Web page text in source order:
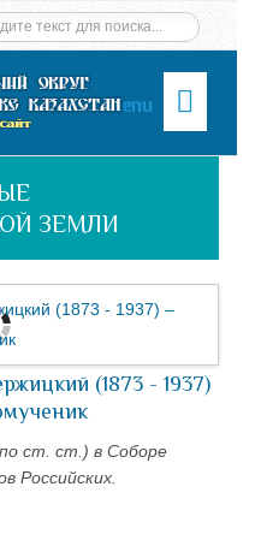
Menu
ЗЕМЛИ
(1873 - 1937)
ст. ст.) в Соборе
Российских.